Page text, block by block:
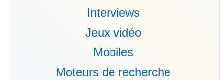
Interviews
Jeux vidéo
Mobiles
Moteurs de recherche